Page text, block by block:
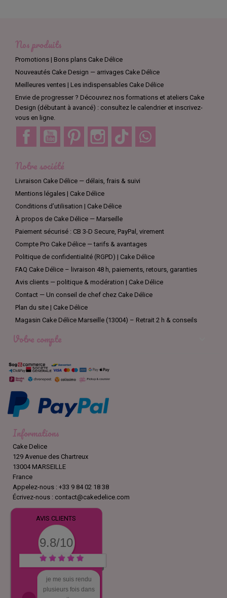
Nos produits
Promotions | Bons plans Cake Délice
Nouveautés Cake Design — arrivages Cake Délice
Meilleures ventes | Les indispensables Cake Délice
Envie de progresser ? Découvrez nos formations et ateliers Cake
Design (débutant à avancé) : consultez le calendrier et inscrivez-
vous en ligne.
Facebook YouTube Pinterest Instagram TikTok
Notre société
Livraison Cake Délice — délais, frais & suivi
Mentions légales | Cake Délice
Conditions d’utilisation | Cake Délice
À propos de Cake Délice — Marseille
Paiement sécurisé : CB 3-D Secure, PayPal, virement
Compte Pro Cake Délice — tarifs & avantages
Politique de confidentialité (RGPD) | Cake Délice
FAQ Cake Délice – livraison 48 h, paiements, retours, garanties
Avis clients — politique & modération | Cake Délice
Contact — Un conseil de chef chez Cake Délice
Plan du site | Cake Délice
Magasin Cake Délice Marseille (13004) – Retrait 2 h & conseils
Votre compte
Informations
Cake Delice
129 Avenue des Chartreux
13004 MARSEILLE
France
Appelez-nous : +33 9 84 02 18 38
Écrivez-nous : contact@cakedelice.com
AVIS CLIENTS
9.8/10
je me suis rendu
plusieurs fois dans